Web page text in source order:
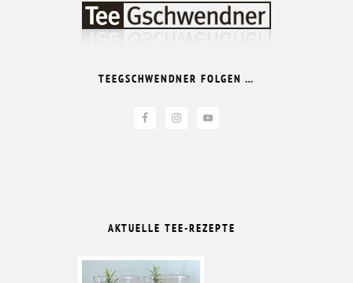
TEEGSCHWENDNER FOLGEN …
AKTUELLE TEE-REZEPTE